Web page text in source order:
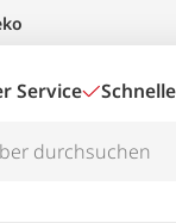
Service